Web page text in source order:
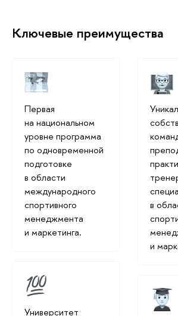
Ключевые преимущества
Первая
на национальном
уровне программа
по одновременной
подготовке
в области
международного
спортивного
менеджмента
и маркетинга.
Университет
в
и